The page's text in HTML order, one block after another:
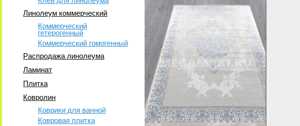
Линолеум коммерческий
Коммерческий
гетерогенный
Коммерческий гомогенный
Распродажа линолеума
Ламинат
Плитка
Ковролин
Коврики для ванной
Ковровая плитка